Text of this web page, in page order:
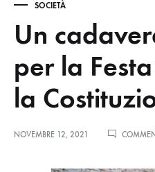
SOCIETÀ
Un
per la
la
NOVEMBRE 12, 2021